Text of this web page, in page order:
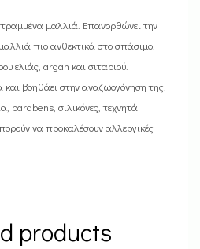
μαλλιά. Επανορθώνει την
πιο ανθεκτικά στο σπάσιμο.
ελιάς, argan και σιταριού.
και βοηθάει στην αναζωογόνηση της.
parabens, σιλικόνες, τεχνητά
να προκαλέσουν αλλεργικές
products